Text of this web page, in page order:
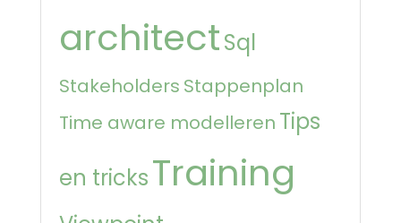
architectSql
Stakeholders Stappenplan
Time aware modelleren Tips
en tricksTraining